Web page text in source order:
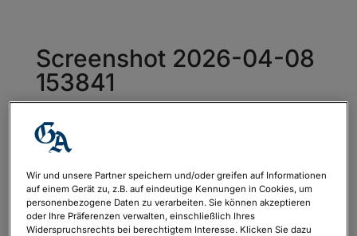
Screenshot 2026-04-08
153841
Wir und unsere Partner speichern und/oder greifen auf Informationen
auf einem Gerät zu, z.B. auf eindeutige Kennungen in Cookies, um
personenbezogene Daten zu verarbeiten. Sie können akzeptieren
oder Ihre Präferenzen verwalten, einschließlich Ihres
Widerspruchsrechts bei berechtigtem Interesse. Klicken Sie dazu